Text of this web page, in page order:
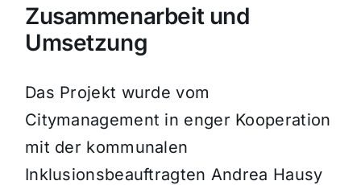
Zusammenarbeit und
Umsetzung
Das Projekt wurde vom
Citymanagement in enger Kooperation
mit der kommunalen
Inklusionsbeauftragten Andrea Hausy